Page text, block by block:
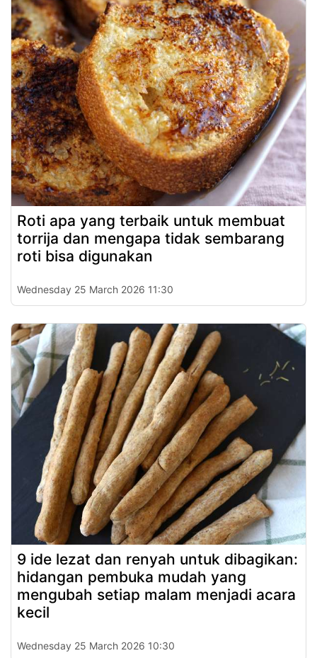
Roti apa yang terbaik untuk membuat
torrija dan mengapa tidak sembarang
roti bisa digunakan
Wednesday 25 March 2026 11:30
9 ide lezat dan renyah untuk dibagikan:
hidangan pembuka mudah yang
mengubah setiap malam menjadi acara
kecil
Wednesday 25 March 2026 10:30